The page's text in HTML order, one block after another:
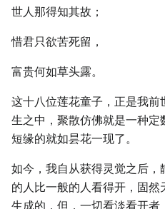
世人那得知其故；
惜君只欲苦死留，
富贵何如草头露。
这十八位莲花童子，正是我前
生之中，聚散仿佛就是一种
短缘的就如昙花一现了。
如今，我自从获得灵觉之后，
的人比一般的人看得开，固
生成的，但，一切看淡看开